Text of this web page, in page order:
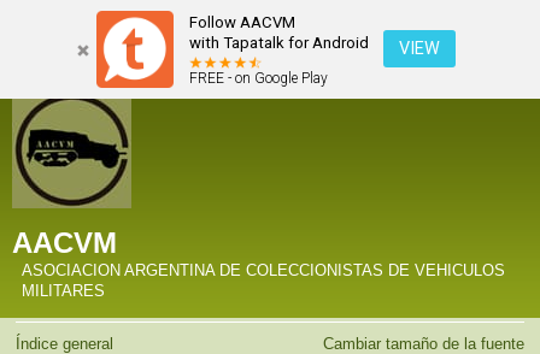
Follow AACVM
with Tapatalk for Android
FREE - on Google Play
VIEW
AACVM
ASOCIACION ARGENTINA DE COLECCIONISTAS DE VEHICULOS
MILITARES
Índice general Cambiar tamaño de la fuente